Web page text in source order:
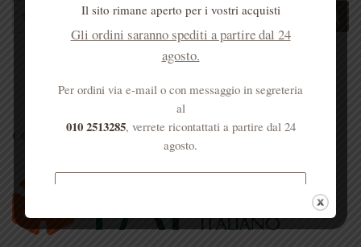
CONVENZIONI
Il sito rimane aperto per i vostri acquisti
Gli ordini saranno spediti a partire dal 24
agosto.
Per ordini via e-mail o con messaggio in segreteria
al
010 2513285, verrete ricontattati a partire dal 24
agosto.
superiori a € 50